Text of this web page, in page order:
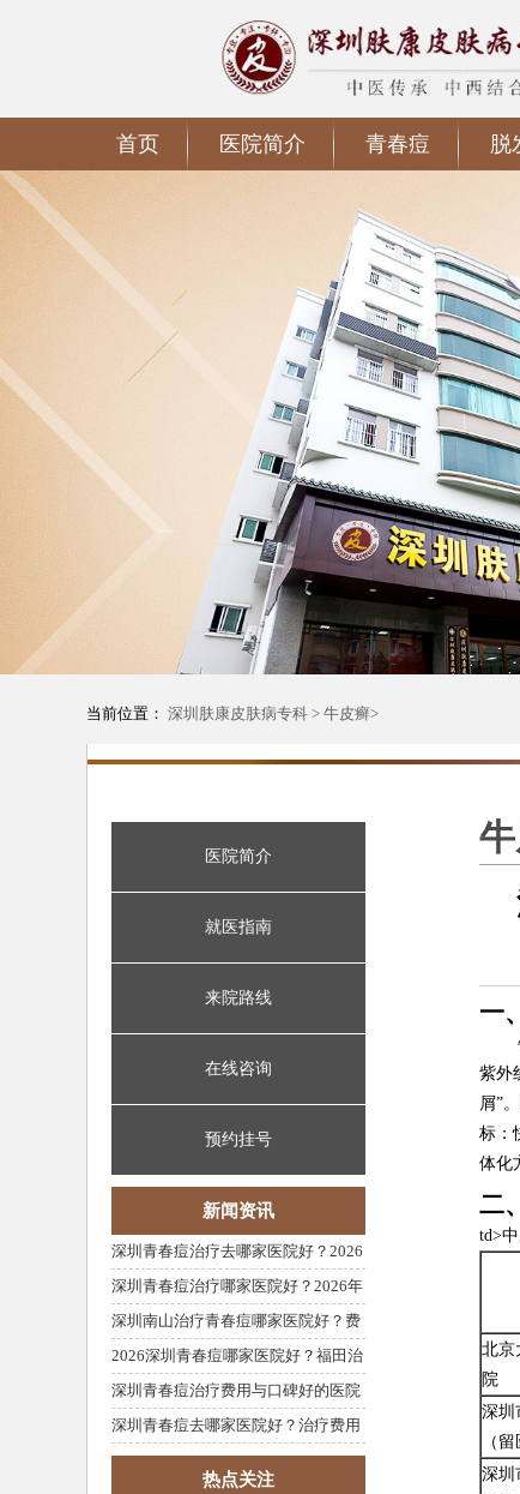
首页 医院简介 青春痘 脱
当前位置： 深圳肤康皮肤病专科 > 牛皮癣>
医院简介
就医指南
来院路线
在线咨询
预约挂号
新闻资讯
深圳青春痘治疗去哪家医院好？2026
年最新攻略
深圳青春痘治疗哪家医院好？2026年
费用与医院推荐
深圳南山治疗青春痘哪家医院好？费
用性价比高推荐
2026深圳青春痘哪家医院好？福田治
疗费用参考
深圳青春痘治疗费用与口碑好的医院
推荐
深圳青春痘去哪家医院好？治疗费用
一览
热点关注
一
紫外
屑”
标：
体化
二
td>
北京
院
深圳
（
深圳